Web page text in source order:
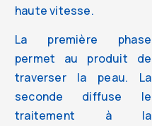
haute vitesse.
La première phase
permet au produit de
traverser la peau. La
seconde diffuse le
traitement à la